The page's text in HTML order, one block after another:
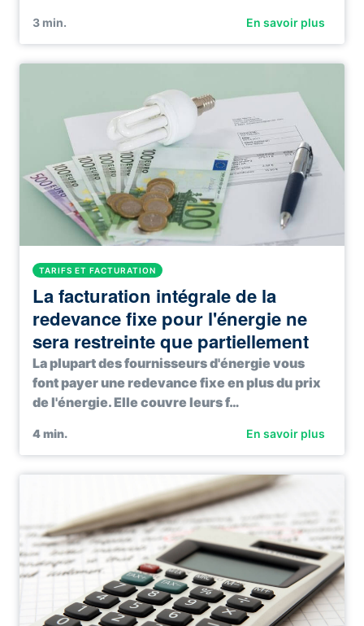
3 min. En savoir plus
TARIFS ET FACTURATION
La facturation intégrale de la
redevance fixe pour l'énergie ne
sera restreinte que partiellement
La plupart des fournisseurs d'énergie vous
font payer une redevance fixe en plus du prix
de l'énergie. Elle couvre leurs f…
4min. En savoir plus